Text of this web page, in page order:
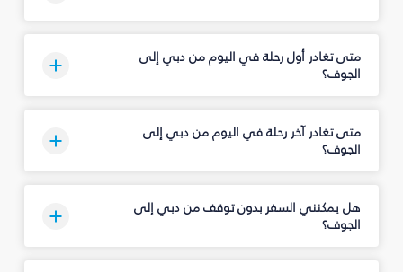
متى تغادر أول رحلة في اليوم من دبي إلى
الجوف؟
متى تغادر آخر رحلة في اليوم من دبي إلى
الجوف؟
هل يمكنني السفر بدون توقف من دبي إلى
الجوف؟